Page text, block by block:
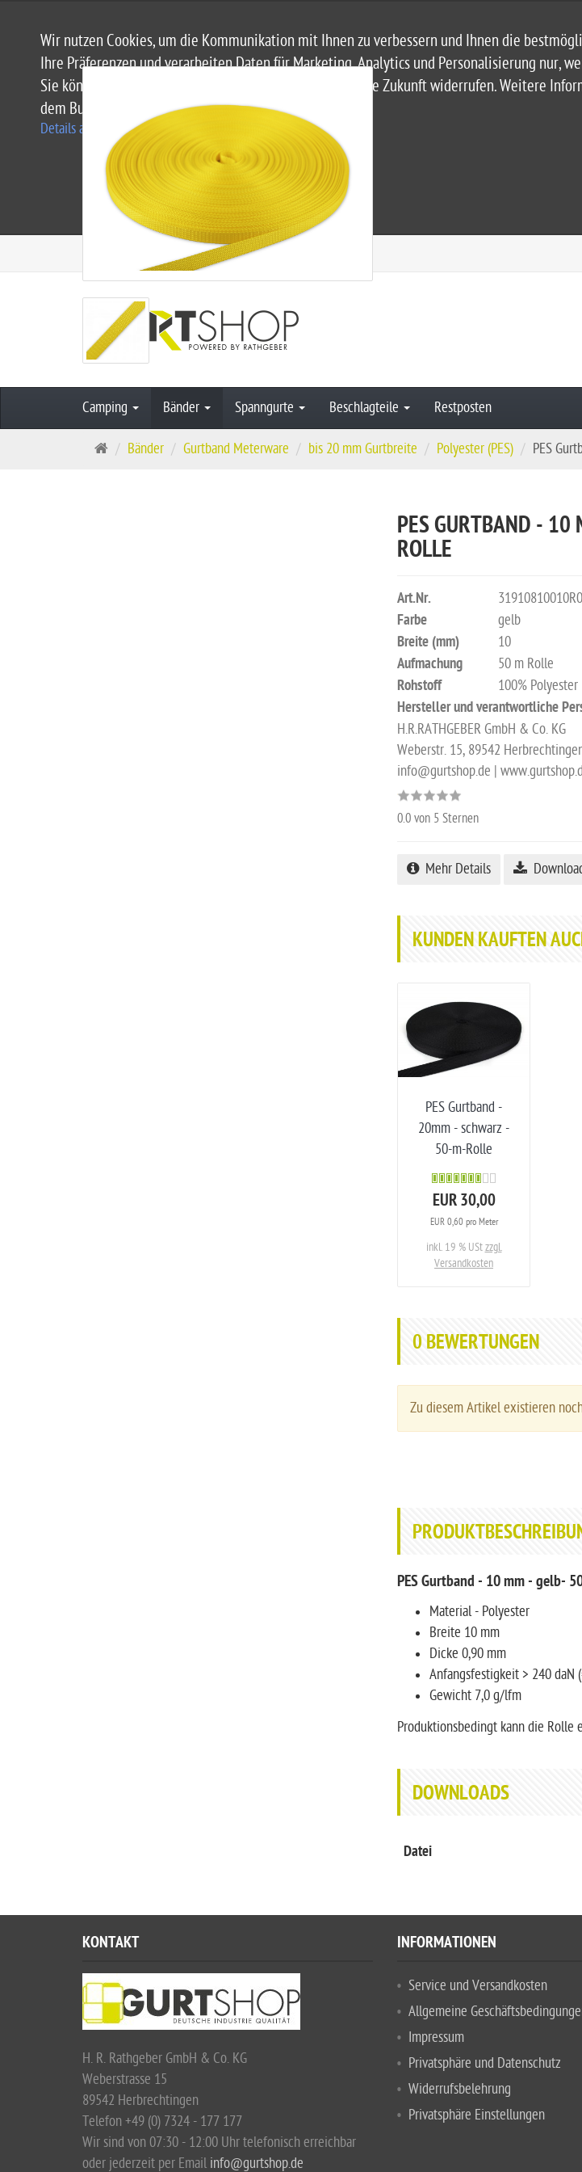
Wir nutzen Cookies, um die Kommunikation mit Ihnen zu verbessern und Ihnen die
Ihre Präferenzen und verarbeiten Daten für Marketing, Analytics und Personalisierung nur,
Sie können Ihre Einwilligung jederzeit mit Wirkung für die Zukunft widerrufen. Weitere
dem Button "Details anzeigen".
Details anzeigen |
Camping Bänder Spanngurte Beschlagteile Restposten
S
Bänder Gurtband Meterware bis 20 mm Gurtbreite Polyester (PES) PES
PES GURTBAND -
ROLLE
Art.Nr.
Farbe gelb
Breite (mm) 10
Aufmachung 50 m Rolle
Rohstoff 100% Polyester
Hersteller und verantwortliche
H.R.RATHGEBER GmbH & Co. KG
Weberstr. 15, 89542
info@gurtshop.de |
0.0 von 5 Sternen
Mehr Details
KUNDEN KAUFTEN
PES Gurtband -
20mm - schwarz -
50-m-Rolle
EUR 30,00
EUR 0,60 pro Meter
inkl. 19 % UStzzgl.
Versandkosten
0 BEWERTUNGEN
Zu diesem Artikel existieren
PES Gurtband - 10 mm - gelb-
Material - Polyester
Breite 10 mm
Dicke 0,90 mm
Anfangsfestigkeit > 240 daN
Gewicht 7,0 g/lfm
Produktionsbedingt kann die Rolle
DOWNLOADS
Datei
KONTAKT
H. R. Rathgeber GmbH & Co. KG
Weberstrasse 15
89542 Herbrechtingen
Telefon +49 (0) 7324 - 177 177
Wir sind von 07:30 - 12:00 Uhr telefonisch erreichbar
oder jederzeit per Email info@gurtshop.de
INFORMATIONEN
Service und Versandkosten
Allgemeine
Impressum
Privatsphäre und Datenschutz
Widerrufsbelehrung
Privatsphäre Einstellungen